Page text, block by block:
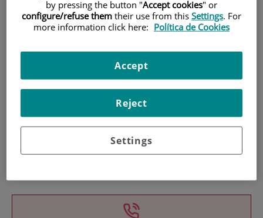
Investigación
by pressing the button "Accept cookies" or
configure/refuse them their use from this Settings. For
more information click here: Política de Cookies
Settings
Reject
Accept